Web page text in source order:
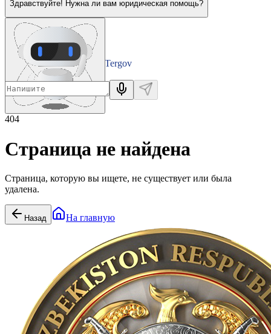
Tergov
Departamenti
Здравствуйте! Нужна ли вам юридическая помощь?
404
Страница не найдена
Страница, которую вы ищете, не существует или была
удалена.
Назад На главную